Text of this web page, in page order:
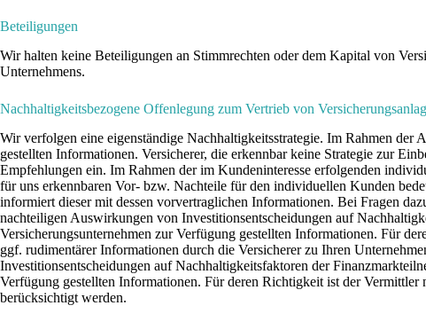
Beteiligungen
Wir halten keine Beteiligungen an Stimmrechten oder dem Kapital von
Unternehmens.
Nachhaltigkeitsbezogene Offenlegung zum Vertrieb von
Wir verfolgen eine eigenständige Nachhaltigkeitsstrategie. Im Rahmen
gestellten Informationen. Versicherer, die erkennbar keine Strategie zur
Empfehlungen ein. Im Rahmen der im Kundeninteresse erfolgenden
für uns erkennbaren Vor- bzw. Nachteile für den individuellen Kunden
informiert dieser mit dessen vorvertraglichen Informationen. Bei Fragen
nachteiligen Auswirkungen von Investitionsentscheidungen auf
Versicherungsunternehmen zur Verfügung gestellten Informationen. Für
ggf. rudimentärer Informationen durch die Versicherer zu Ihren
Investitionsentscheidungen auf Nachhaltigkeitsfaktoren der
Verfügung gestellten Informationen. Für deren Richtigkeit ist der
berücksichtigt werden.